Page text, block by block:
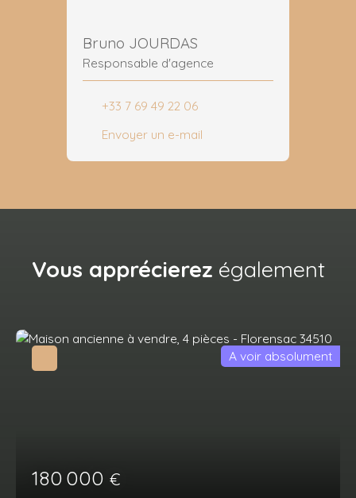
Bruno JOURDAS
Responsable d'agence
+33 7 69 49 22 06
Envoyer un e-mail
Vous apprécierez également
180 000 €
A voir absolument